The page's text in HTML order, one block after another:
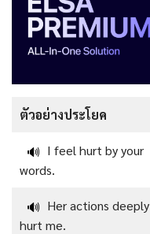
ตัวอย่างประโยค
🔊 I feel hurt by your
words.
🔊 Her actions deeply
hurt me.